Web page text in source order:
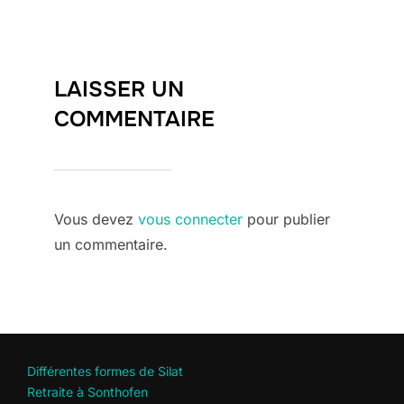
LAISSER UN
COMMENTAIRE
Vous devez vous connecter pour publier
un commentaire.
Différentes formes de Silat
Retraite à Sonthofen